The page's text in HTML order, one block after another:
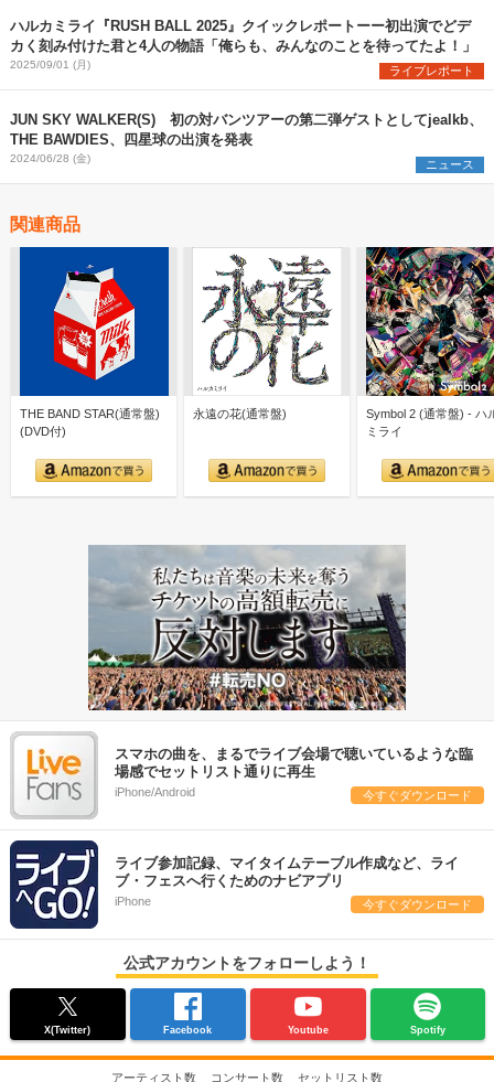
ハルカミライ『RUSH BALL 2025』クイックレポートーー初出演でどデ
カく刻み付けた君と4人の物語「俺らも、みんなのことを待ってたよ！」
2025/09/01 (月) ライブレポート
JUN SKY WALKER(S) 初の対バンツアーの第二弾ゲストとしてjealkb、
THE BAWDIES、四星球の出演を発表
2024/06/28 (金) ニュース
関連商品
THE BAND STAR(通常盤)
(DVD付)
永遠の花(通常盤)
Symbol 2 (通常盤) - ハ
ミライ
スマホの曲を、まるでライブ会場で聴いているような臨
場感でセットリスト通りに再生
iPhone/Android 今すぐダウンロード
ライブ参加記録、マイタイムテーブル作成など、ライ
ブ・フェスへ行くためのナビアプリ
iPhone 今すぐダウンロード
公式アカウントをフォローしよう！
X(Twitter) Facebook Youtube Spotify
アーティスト数 コンサート数 セットリスト数